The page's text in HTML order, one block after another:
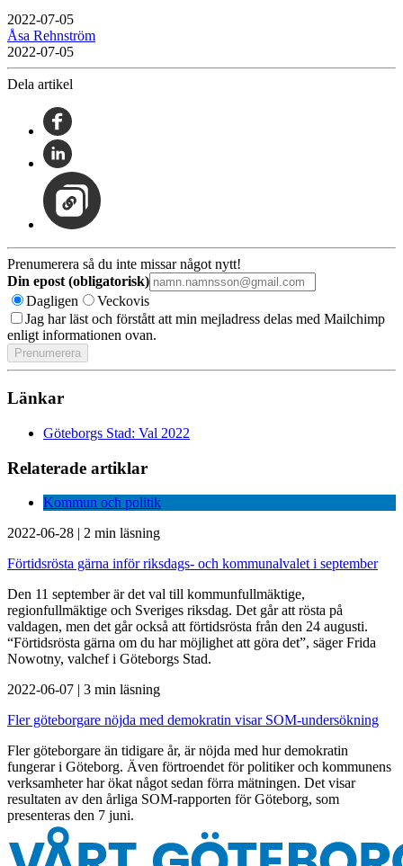
2022-07-05
Åsa Rehnström
2022-07-05
Dela artikel
Prenumerera så du inte missar något nytt!
Din epost (obligatorisk)
Dagligen
Veckovis
Jag har läst och förstått att min mejladress delas med Mailchimp
enligt informationen ovan.
Länkar
Göteborgs Stad: Val 2022
Relaterade artiklar
Kommun och politik
2022-06-28 | 2 min läsning
Förtidsrösta gärna inför riksdags- och kommunalvalet i september
Den 11 september är det val till kommunfullmäktige,
regionfullmäktige och Sveriges riksdag. Det går att rösta på
valdagen, men det går också att förtidsrösta från den 24 augusti.
“Förtidsrösta gärna om du har möjlighet att göra det”, säger Frida
Nowotny, valchef i Göteborgs Stad.
2022-06-07 | 3 min läsning
Fler göteborgare nöjda med demokratin visar SOM-undersökning
Fler göteborgare än tidigare år, är nöjda med hur demokratin
fungerar i Göteborg. Även förtroendet för politiker och kommunens
verksamheter har ökat något sedan förra mätningen. Det visar
resultaten av den årliga SOM-rapporten för Göteborg, som
presenteras den 7 juni.